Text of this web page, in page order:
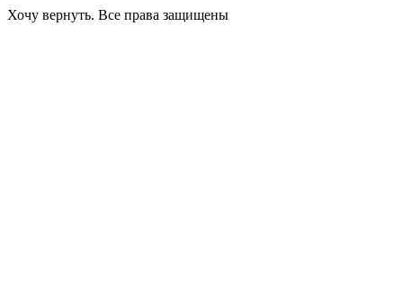
Хочу вернуть. Все права защищены